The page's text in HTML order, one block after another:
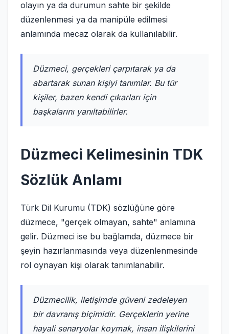
olayın ya da durumun sahte bir şekilde
düzenlenmesi ya da manipüle edilmesi
anlamında mecaz olarak da kullanılabilir.
Düzmeci, gerçekleri çarpıtarak ya da
abartarak sunan kişiyi tanımlar. Bu tür
kişiler, bazen kendi çıkarları için
başkalarını yanıltabilirler.
Düzmeci Kelimesinin TDK
Sözlük Anlamı
Türk Dil Kurumu (TDK) sözlüğüne göre
düzmece, "gerçek olmayan, sahte" anlamına
gelir. Düzmeci ise bu bağlamda, düzmece bir
şeyin hazırlanmasında veya düzenlenmesinde
rol oynayan kişi olarak tanımlanabilir.
Düzmecilik, iletişimde güveni zedeleyen
bir davranış biçimidir. Gerçeklerin yerine
hayali senaryolar koymak, insan ilişkilerini